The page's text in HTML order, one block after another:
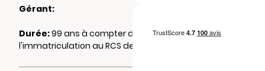
Gérant:
Durée:99 ans à compter de
l'immatriculation au RCS de LIMOGES